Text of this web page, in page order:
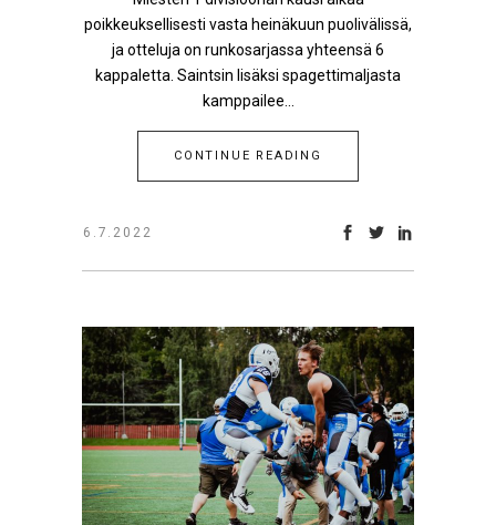
poikkeuksellisesti vasta heinäkuun puolivälissä,
ja otteluja on runkosarjassa yhteensä 6
kappaletta. Saintsin lisäksi spagettimaljasta
kamppailee...
CONTINUE READING
6.7.2022